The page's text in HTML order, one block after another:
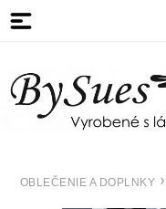
OBLEČENIE A DOPLNKY